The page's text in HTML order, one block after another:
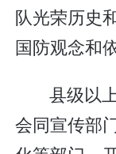
队光荣历史
国防观念和
县级以
会同宣传部